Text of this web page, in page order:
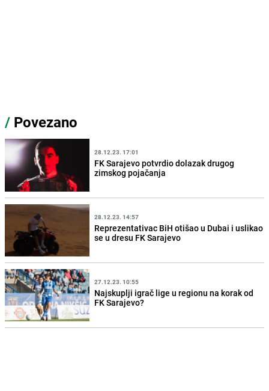
/ Povezano
28.12.23. 17:01
FK Sarajevo potvrdio dolazak drugog
zimskog pojačanja
28.12.23. 14:57
Reprezentativac BiH otišao u Dubai i uslikao
se u dresu FK Sarajevo
27.12.23. 10:55
Najskuplji igrač lige u regionu na korak od
FK Sarajevo?